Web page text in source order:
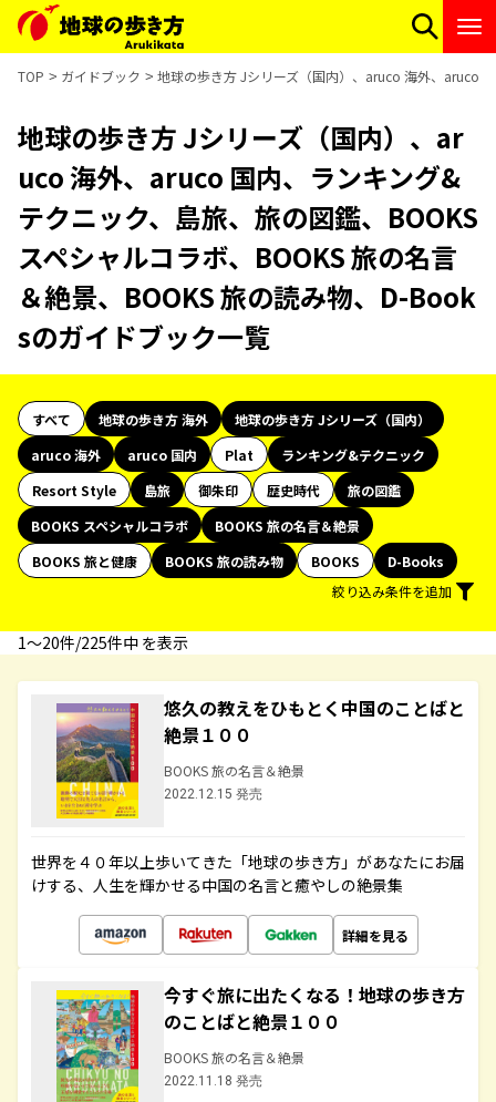
TOP ガイドブック 地球の歩き方 Jシリーズ（国内）、aruco 海外、aruco
地球の歩き方 Jシリーズ（国内）、ar
uco 海外、aruco 国内、ランキング&
テクニック、島旅、旅の図鑑、BOOKS
スペシャルコラボ、BOOKS 旅の名言
＆絶景、BOOKS 旅の読み物、D-Book
sのガイドブック一覧
すべて 地球の歩き方 海外
地球の歩き方 Jシリーズ（国内）
aruco 海外
aruco 国内 Plat
ランキング&テクニック
Resort Style
島旅 御朱印 歴史時代
旅の図鑑
BOOKS スペシャルコラボ
BOOKS 旅の名言＆絶景
BOOKS 旅と健康
BOOKS 旅の読み物 BOOKS
D-Books
絞り込み条件を追加
1〜20件/225件中 を表示
悠久の教えをひもとく中国のことばと
絶景１００
BOOKS 旅の名言＆絶景
2022.12.15 発売
世界を４０年以上歩いてきた「地球の歩き方」があなたにお届
けする、人生を輝かせる中国の名言と癒やしの絶景集
詳細を見る
今すぐ旅に出たくなる！地球の歩き方
のことばと絶景１００
BOOKS 旅の名言＆絶景
2022.11.18 発売